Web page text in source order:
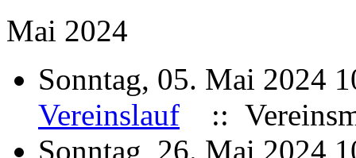
Mai 2024
Sonntag, 05. Mai 2024
Vereinslauf
::
Sonntag, 26. Mai 2024